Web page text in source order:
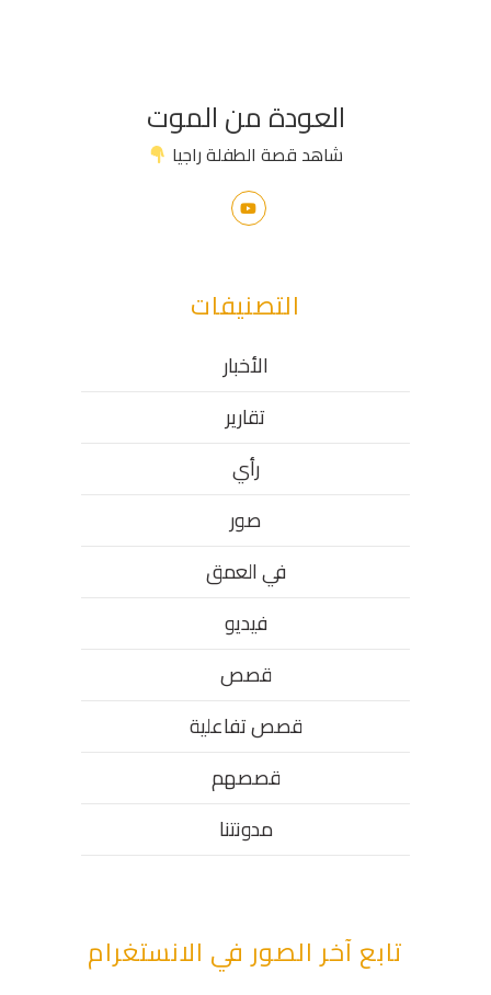
العودة من الموت
شاهد قصة الطفلة راجيا
التصنيفات
الأخبار
تقارير
رأي
صور
في العمق
فيديو
قصص
قصص تفاعلية
قصصهم
مدونتنا
تابع آخر الصور في الانستغرام